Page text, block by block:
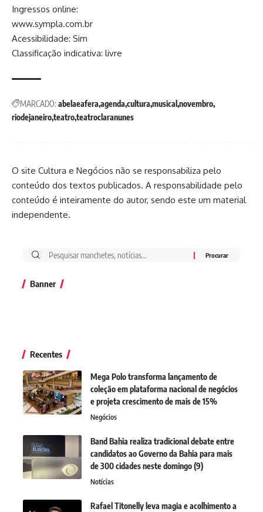
Ingressos online:
www.sympla.com.br
Acessibilidade: Sim
Classificação indicativa: livre
MARCADO: abelaeafera agenda cultura musical novembro
riodejaneiroteatroteatroclaranunes
O site Cultura e Negócios não se responsabiliza pelo
conteúdo dos textos publicados. A responsabilidade pelo
conteúdo é inteiramente do autor, sendo este um material
independente.
Banner
Recentes
Mega Polo transforma lançamento de
coleção em plataforma nacional de negócios
e projeta crescimento de mais de 15%
Negócios
Band Bahia realiza tradicional debate entre
candidatos ao Governo da Bahia para mais
de 300 cidades neste domingo (9)
Notícias
Rafael Titonelly leva magia e acolhimento a